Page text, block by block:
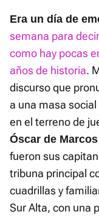
Era un día de
semana para
como hay pocas
años de historia.
discurso que
a una masa
en el terreno de
Óscar de
fueron sus
tribuna principal
cuadrillas y
Sur Alta, con una